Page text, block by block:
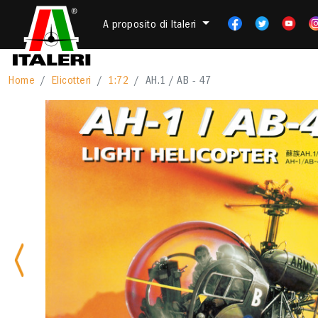
A proposito di Italeri
Home Elicotteri 1:72 AH.1 / AB - 47
Previous